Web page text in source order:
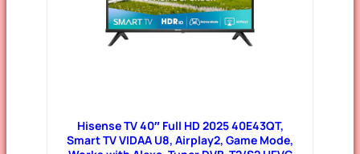
Hisense TV 40″ Full HD 2025 40E43QT,
Smart TV VIDAA U8, Airplay2, Game Mode,